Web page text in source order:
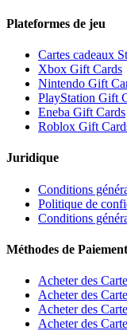
Plateformes de jeu
Cartes cadeaux
Xbox Gift Cards
Nintendo Gift
PlayStation Gift
Eneba Gift Cards
Roblox Gift
Juridique
Conditions
Politique de
Conditions
Méthodes de Paiement
Acheter des
Acheter des
Acheter des
Acheter des